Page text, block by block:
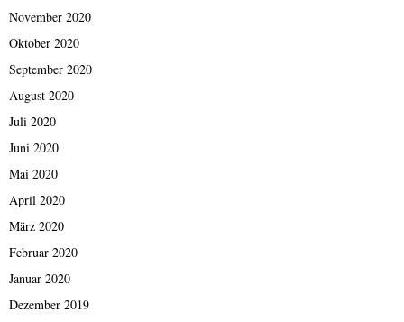
November 2020
Oktober 2020
September 2020
August 2020
Juli 2020
Juni 2020
Mai 2020
April 2020
März 2020
Februar 2020
Januar 2020
Dezember 2019